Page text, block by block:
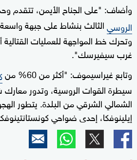
وأضاف: "على الجناح الأيمن، تتقدم
الروسيالثالث بنشاط على جبهة واسعة
غرب سيفيرسك".
وتابع غيراسيموف: "أكثر من 60% من
سيطرة القوات الروسية، وتدور معارك
الشمالي الشرقي من البلدة. يتطور
إيلينوفكا، إحدى ضواحي